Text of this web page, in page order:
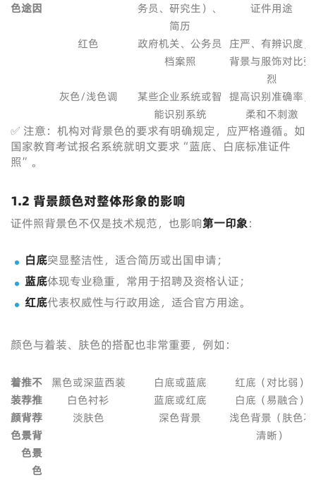
色途因
务员、研究生）、
简历
证件用途
红色
政府机关、公务员
档案照
庄严、有辨识度，
背景与服饰对比强
烈
灰色/浅色调
某些企业系统或智
能识别系统
提高识别准确率，
柔和不刺激
✅ 注意：机构对背景色的要求有明确规定，应严格遵循。如
国家教育考试报名系统就明文要求“蓝底、白底标准证件
照”。
1.2 背景颜色对整体形象的影响
证件照背景色不仅是技术规范，也影响第一印象：
白底突显整洁性，适合简历或出国申请；
蓝底体现专业稳重，常用于招聘及资格认证；
红底代表权威性与行政用途，适合官方用途。
颜色与着装、肤色的搭配也非常重要，例如：
着
装
颜
色
推
荐
背
景
色
不
推
荐
背
景
色
黑色或深蓝西装 白底或蓝底
红底（对比弱）
白色衬衫
蓝底或红底
白底（易融合）
淡肤色
深色背景
浅色背景（肤色不
清晰）